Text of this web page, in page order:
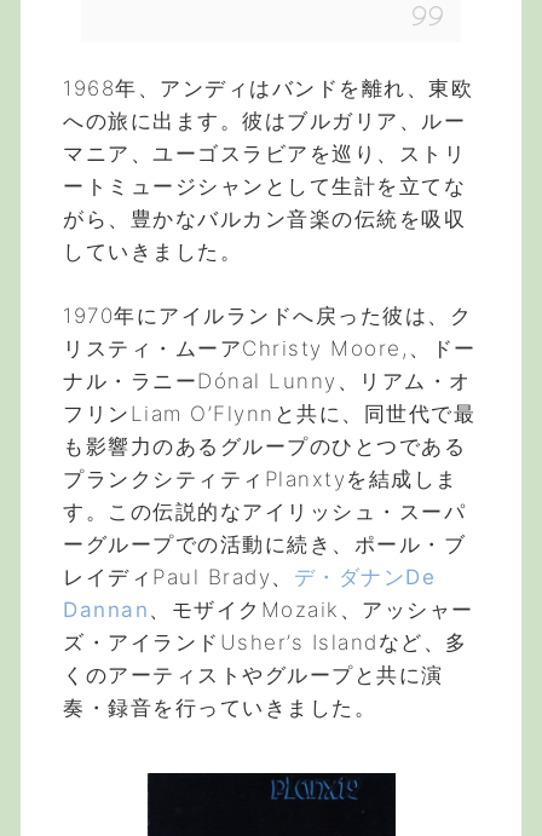
1968年、アンディはバンドを離れ、東欧
への旅に出ます。彼はブルガリア、ルー
マニア、ユーゴスラビアを巡り、ストリ
ートミュージシャンとして生計を立てな
がら、豊かなバルカン音楽の伝統を吸収
していきました。
1970年にアイルランドへ戻った彼は、ク
リスティ・ムーアChristy Moore,、ドー
ナル・ラニーDónal Lunny、リアム・オ
フリンLiam O’Flynnと共に、同世代で最
も影響力のあるグループのひとつである
プランクシティティPlanxtyを結成しま
す。この伝説的なアイリッシュ・スーパ
ーグループでの活動に続き、ポール・ブ
レイディPaul Brady、 デ・ダナンDe
Dannan 、モザイクMozaik、アッシャー
ズ・アイランドUsher’s Islandなど、多
くのアーティストやグループと共に演
奏・録音を行っていきました。